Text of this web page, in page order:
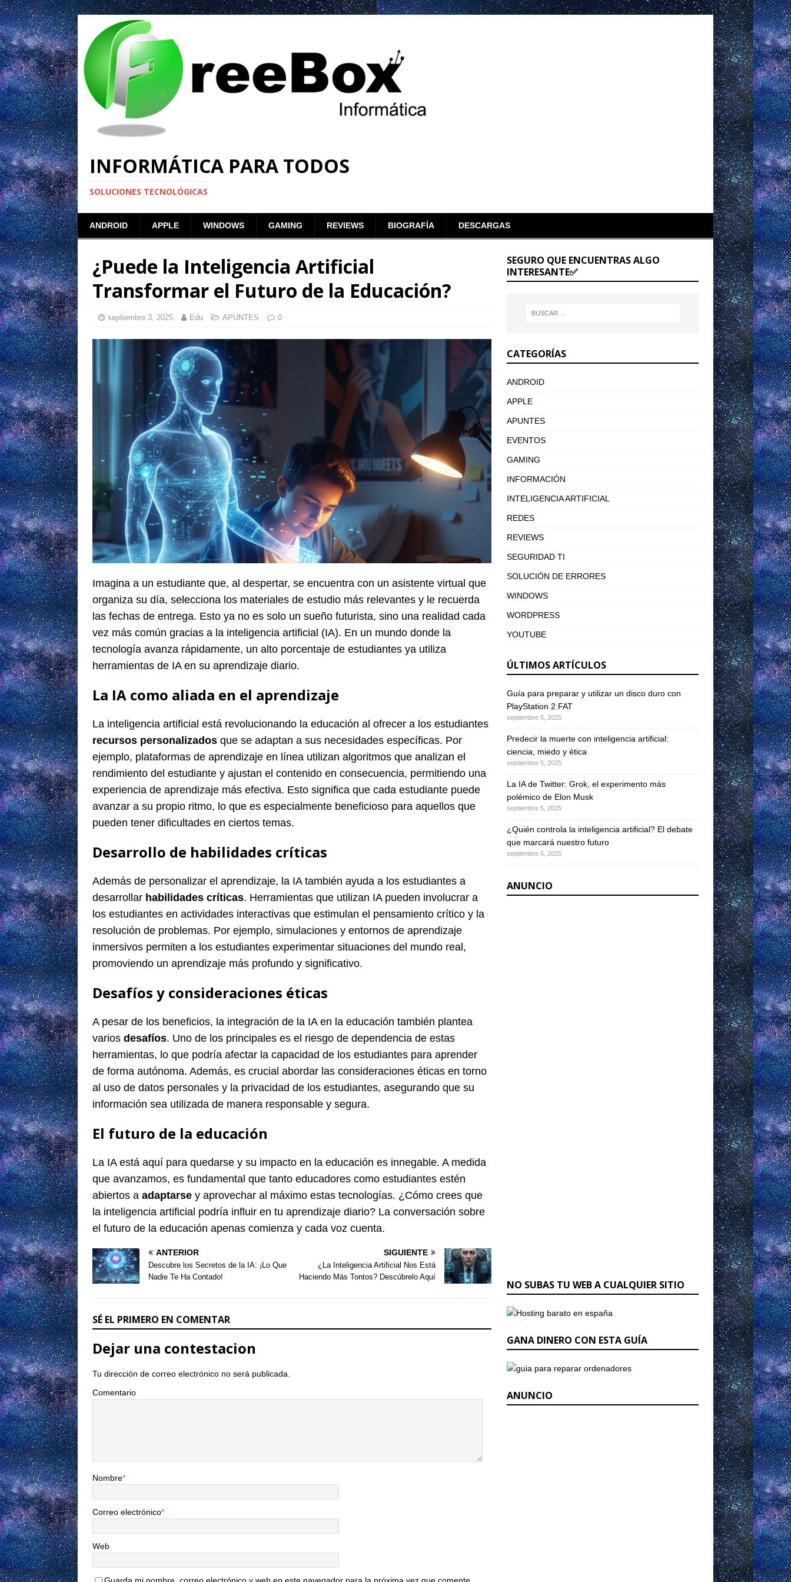
INFORMÁTICA PARA TODOS
SOLUCIONES TECNOLÓGICAS
ANDROID APPLE WINDOWS GAMING REVIEWS BIOGRAFÍA DESCARGAS
¿Puede la Inteligencia Artificial
Transformar el Futuro de la Educación?
septiembre 3, 2025 Edu APUNTES 0
Imagina a un estudiante que, al despertar, se encuentra con un asistente virtual que
organiza su día, selecciona los materiales de estudio más relevantes y le recuerda
las fechas de entrega. Esto ya no es solo un sueño futurista, sino una realidad cada
vez más común gracias a la inteligencia artificial (IA). En un mundo donde la
tecnología avanza rápidamente, un alto porcentaje de estudiantes ya utiliza
herramientas de IA en su aprendizaje diario.
La IA como aliada en el aprendizaje
La inteligencia artificial está revolucionando la educación al ofrecer a los estudiantes
recursos personalizados que se adaptan a sus necesidades específicas. Por
ejemplo, plataformas de aprendizaje en línea utilizan algoritmos que analizan el
rendimiento del estudiante y ajustan el contenido en consecuencia, permitiendo una
experiencia de aprendizaje más efectiva. Esto significa que cada estudiante puede
avanzar a su propio ritmo, lo que es especialmente beneficioso para aquellos que
pueden tener dificultades en ciertos temas.
Desarrollo de habilidades críticas
Además de personalizar el aprendizaje, la IA también ayuda a los estudiantes a
desarrollar habilidades críticas. Herramientas que utilizan IA pueden involucrar a
los estudiantes en actividades interactivas que estimulan el pensamiento crítico y la
resolución de problemas. Por ejemplo, simulaciones y entornos de aprendizaje
inmersivos permiten a los estudiantes experimentar situaciones del mundo real,
promoviendo un aprendizaje más profundo y significativo.
Desafíos y consideraciones éticas
A pesar de los beneficios, la integración de la IA en la educación también plantea
varios desafíos. Uno de los principales es el riesgo de dependencia de estas
herramientas, lo que podría afectar la capacidad de los estudiantes para aprender
de forma autónoma. Además, es crucial abordar las consideraciones éticas en torno
al uso de datos personales y la privacidad de los estudiantes, asegurando que su
información sea utilizada de manera responsable y segura.
El futuro de la educación
La IA está aquí para quedarse y su impacto en la educación es innegable. A medida
que avanzamos, es fundamental que tanto educadores como estudiantes estén
abiertos a adaptarse y aprovechar al máximo estas tecnologías. ¿Cómo crees que
la inteligencia artificial podría influir en tu aprendizaje diario? La conversación sobre
el futuro de la educación apenas comienza y cada voz cuenta.
ANTERIOR
Descubre los Secretos de la IA: ¡Lo Que
Nadie Te Ha Contado!
SIGUIENTE
¿La Inteligencia Artificial Nos Está
Haciendo Más Tontos? Descúbrelo Aquí
SÉ EL PRIMERO EN COMENTAR
Dejar una contestacion
Tu dirección de correo electrónico no será publicada.
Comentario
Nombre*
Correo electrónico*
Web
SEGURO QUE ENCUENTRAS ALGO
INTERESANTE✅
CATEGORÍAS
ANDROID
APPLE
APUNTES
EVENTOS
GAMING
INFORMACIÓN
INTELIGENCIA ARTIFICIAL
REDES
REVIEWS
SEGURIDAD TI
SOLUCIÓN DE ERRORES
WINDOWS
WORDPRESS
YOUTUBE
ÚLTIMOS ARTÍCULOS
Guía para preparar y utilizar un disco duro con
PlayStation 2 FAT
septiembre 5, 2025
Predecir la muerte con inteligencia artificial:
ciencia, miedo y ética
septiembre 5, 2025
La IA de Twitter: Grok, el experimento más
polémico de Elon Musk
septiembre 5, 2025
¿Quién controla la inteligencia artificial? El debate
que marcará nuestro futuro
septiembre 5, 2025
ANUNCIO
NO SUBAS TU WEB A CUALQUIER SITIO
GANA DINERO CON ESTA GUÍA
ANUNCIO